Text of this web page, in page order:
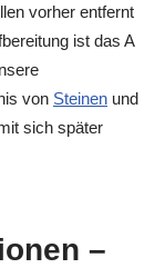
vorher entfernt
ist das A
von Steinen und
sich später
–